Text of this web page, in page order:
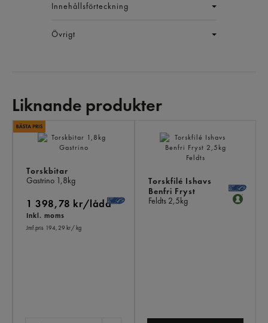
Innehållsförteckning
Övrigt
Liknande produkter
Torskbitar
Gastrino 1,8kg
1 398,78 kr/låda
Inkl. moms
Jmf.pris 194,29 kr/ kg
Torskfilé Ishavs
Benfri Fryst
Feldts 2,5kg